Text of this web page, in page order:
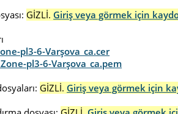
GİZLİ. Giriş veya görmek için
pl3-6-Varşova_ca.cer
pl3-6-Varşova_ca.pem
GİZLİ. Giriş veya görmek için